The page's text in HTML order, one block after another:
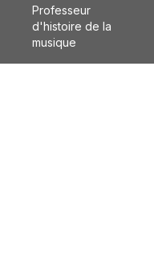
Professeur
d'histoire de la
musique